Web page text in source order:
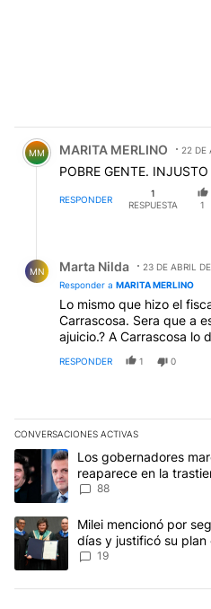
Comentario de MARITA
MM MARITA MERLINO 22 DE
POBRE GENTE.
RESPONDER
1
RESPUESTA
1
MN Marta Nilda
23 DE ABRIL
Responder a MARITA MERLINO
Lo mismo que hizo el
Carrascosa. Sera que a
ajuicio.? A Carrascosa lo
RESPONDER 1 0
CONVERSACIONES ACTIVAS
Este listado muestra los
Un artículo de tendencia con el
Los gobernadores
reaparece en la
88
Un artículo de tendencia con el
Milei mencionó por
días y justificó su plan
escenario posible”
19